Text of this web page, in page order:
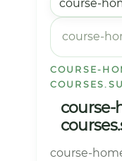
COURSE-
course-
course-